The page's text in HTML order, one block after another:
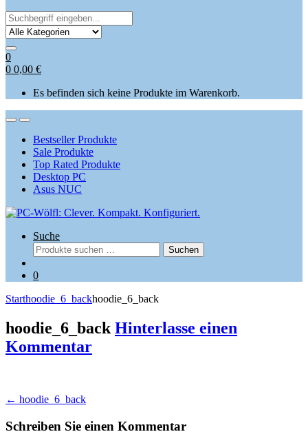
Search
for:
0
0 0,00 €
Es befinden sich keine Produkte im Warenkorb.
OpenClose
Bestseller Produkte
Sale Produkte
Top Rated Produkte
Desktop PC
Asus NUC
Suche
Suchen
nach:
Suchen
0
Starthoodie_6_backhoodie_6_back
hoodie_6_back Hinterlasse einen
Kommentar
Beitragsnavigation
← hoodie_6_back
Schreiben Sie einen Kommentar